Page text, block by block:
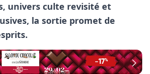
univers culte revisité et
la sortie promet de